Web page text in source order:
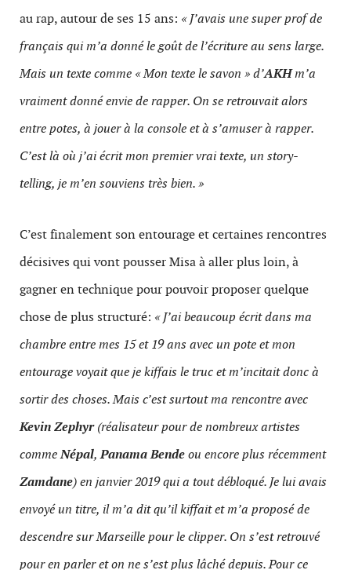
au rap, autour de ses 15 ans: « J’avais une super prof de
français qui m’a donné le goût de l’écriture au sens large.
Mais un texte comme « Mon texte le savon » d’AKHm’a
vraiment donné envie de rapper. On se retrouvait alors
entre potes, à jouer à la console et à s’amuser à rapper.
C’est là où j’ai écrit mon premier vrai texte, un story-
telling, je m’en souviens très bien. »
C’est finalement son entourage et certaines rencontres
décisives qui vont pousser Misa à aller plus loin, à
gagner en technique pour pouvoir proposer quelque
chose de plus structuré: « J’ai beaucoup écrit dans ma
chambre entre mes 15 et 19 ans avec un pote et mon
entourage voyait que je kiffais le truc et m’incitait donc à
sortir des choses. Mais c’est surtout ma rencontre avec
Kevin Zephyr(réalisateur pour de nombreux artistes
commeNépal,Panama Bendeou encore plus récemment
Zamdane) en janvier 2019 qui a tout débloqué. Je lui avais
envoyé un titre, il m’a dit qu’il kiffait et m’a proposé de
descendre sur Marseille pour le clipper. On s’est retrouvé
pour en parler et on ne s’est plus lâché depuis. Pour ce